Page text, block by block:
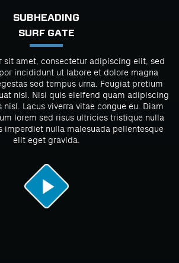
SUBHEADING
SURF GATE
sit amet, consectetur adipiscing elit, sed
incididunt ut labore et dolore magna
sed tempus urna. Feugiat pretium
nisl. Nisi quis eleifend quam adipiscing
Lacus viverra vitae congue eu. Diam
lorem sed risus ultricies tristique nulla
imperdiet nulla malesuada pellentesque
elit eget gravida.